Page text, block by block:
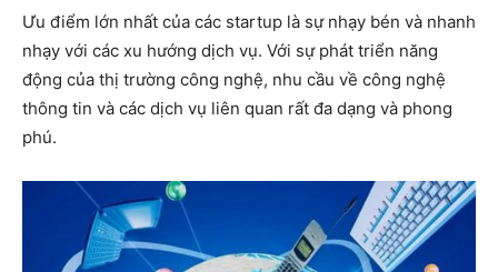
Ưu điểm lớn nhất của các startup là sự nhạy bén và nhanh
nhạy với các xu hướng dịch vụ. Với sự phát triển năng
động của thị trường công nghệ, nhu cầu về công nghệ
thông tin và các dịch vụ liên quan rất đa dạng và phong
phú.